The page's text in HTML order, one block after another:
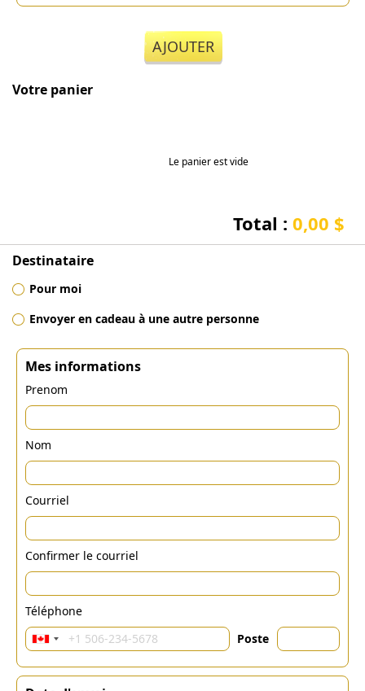
AJOUTER
Votre panier
Le panier est vide
Total : 0,00 $
Destinataire
Pour moi
Envoyer en cadeau à une autre personne
Mes informations
Prenom
Nom
Courriel
Confirmer le courriel
Téléphone
Poste